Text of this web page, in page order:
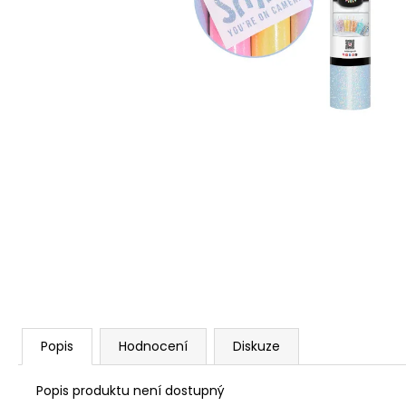
Popis Hodnocení Diskuze
Popis produktu není dostupný